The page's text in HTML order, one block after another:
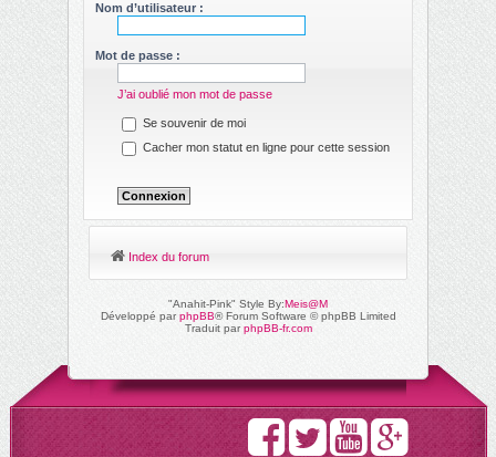
Nom d’utilisateur :
Mot de passe :
J’ai oublié mon mot de passe
Se souvenir de moi
Cacher mon statut en ligne pour cette session
Index du forum
"Anahit-Pink" Style By:Meis@M
Développé parphpBB® Forum Software © phpBB Limited
Traduit par phpBB-fr.com